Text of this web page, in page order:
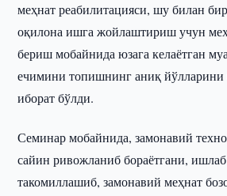
меҳнат реабилитацияси, шу билан
оқилона ишга жойлаштириш учун
бериш мобайнида юзага келаётган
ечимини топишнинг аниқ йўлларини
иборат бўлди.
Семинар мобайнида, замонавий
сайин ривожланиб бораётгани,
такомиллашиб, замонавий меҳнат